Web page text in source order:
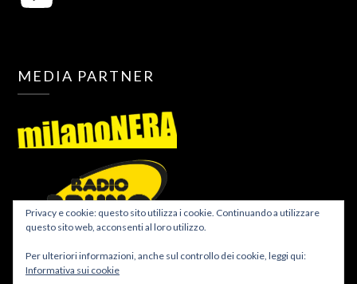
MEDIA PARTNER
Privacy e cookie: questo sito utilizza i cookie. Continuando a utilizzare
questo sito web, acconsenti al loro utilizzo.
Per ulteriori informazioni, anche sul controllo dei cookie, leggi qui:
Informativa sui cookie